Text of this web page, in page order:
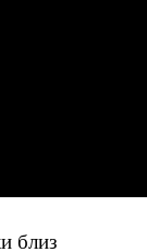
близ